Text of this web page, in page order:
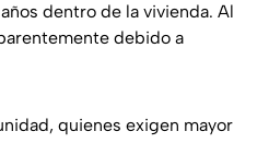
dentro de la vivienda. Al
debido a
quienes exigen mayor